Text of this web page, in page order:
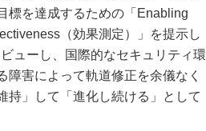
標を達成するための「Enabling
（効果測定）」を提示し
ューし、国際的なセキュリティ環
害によって軌道修正を余儀なく
持」して「進化し続ける」として